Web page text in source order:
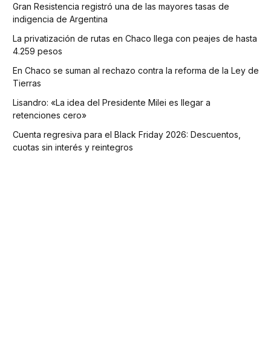
Gran Resistencia registró una de las mayores tasas de
indigencia de Argentina
La privatización de rutas en Chaco llega con peajes de hasta
4.259 pesos
En Chaco se suman al rechazo contra la reforma de la Ley de
Tierras
Lisandro: «La idea del Presidente Milei es llegar a
retenciones cero»
Cuenta regresiva para el Black Friday 2026: Descuentos,
cuotas sin interés y reintegros